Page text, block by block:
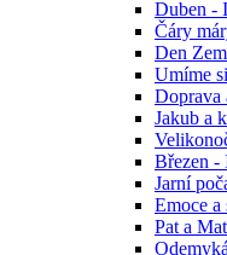
Duben -
Čáry
Den
Umíme
Doprava
Jakub a
Březen -
Jarní
Emoce a
Pat a